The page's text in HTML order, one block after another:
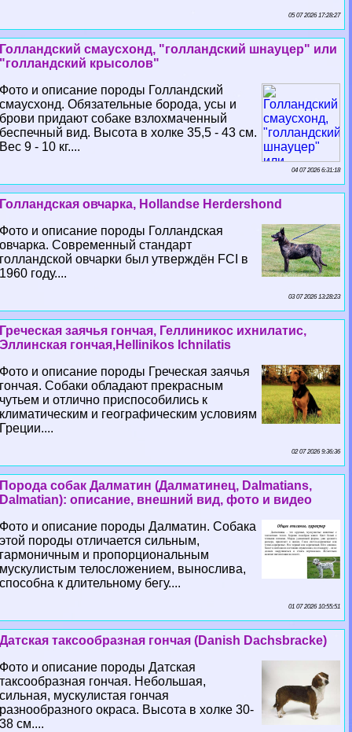
05 07 2026 17:28:27
Голландский смаусхонд, "голландский шнауцер" или
"голландский крысолов"
Фото и описание породы Голландский
смаусхонд. Обязательные борода, усы и
брови придают собаке взлохмаченный
беспечный вид. Высота в холке 35,5 - 43 см.
Вес 9 - 10 кг....
04 07 2026 6:31:18
Голландская овчарка, Hollandse Herdershond
Фото и описание породы Голландская
овчарка. Современный стандарт
голландской овчарки был утверждён FCI в
1960 году....
03 07 2026 13:28:23
Греческая заячья гончая, Геллиникос ихнилатис,
Эллинская гончая,Hellinikos Ichnilatis
Фото и описание породы Греческая заячья
гончая. Собаки обладают прекрасным
чутьем и отлично приспособились к
климатическим и географическим условиям
Греции....
02 07 2026 9:36:36
Порода собак Далматин (Далматинец, Dalmatians,
Dalmatian): описание, внешний вид, фото и видео
Фото и описание породы Далматин. Собака
этой породы отличается сильным,
гармоничным и пропорциональным
мускулистым телосложением, вынослива,
способна к длительному бегу....
01 07 2026 10:55:51
Датская таксообразная гончая (Danish Dachsbracke)
Фото и описание породы Датская
таксообразная гончая. Небольшая,
сильная, мускулистая гончая
разнообразного окраса. Высота в холке 30-
38 см....